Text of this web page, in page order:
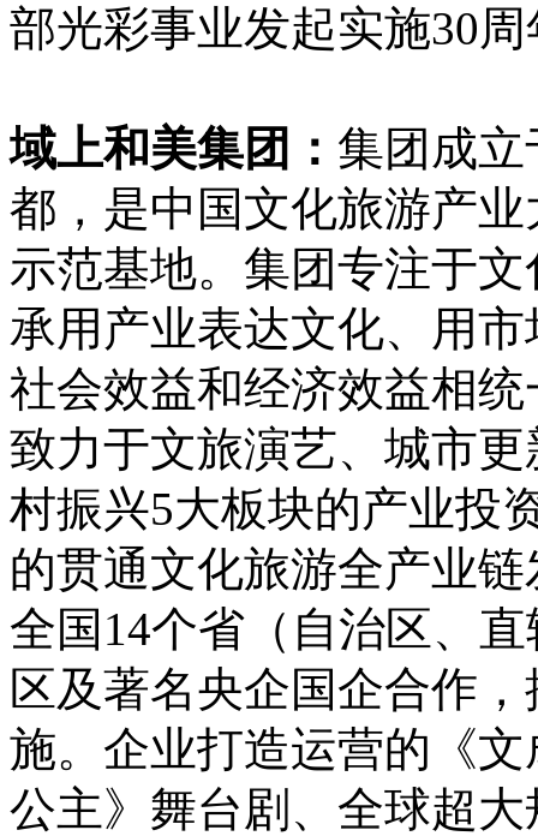
部光彩事业发起实施30
域上和美集团： 集团成立
都，是中国文化旅游产
示范基地。集团专注于
承用产业表达文化、用
社会效益和经济效益相
致力于文旅演艺、城市
村振兴5大板块的产业投
的贯通文化旅游全产业
全国14个省（自治区、
区及著名央企国企合作
施。 企业打造运营的《
公主》舞台剧、全球超